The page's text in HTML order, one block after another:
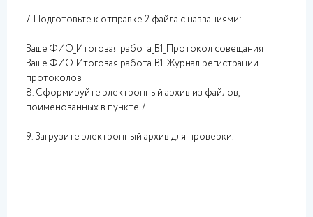
7. Подготовьте к отправке 2 файла с названиями:
Ваше ФИО_Итоговая работа_В1_Протокол совещания
Ваше ФИО_Итоговая работа_В1_Журнал регистрации
протоколов
8. Сформируйте электронный архив из файлов,
поименованных в пункте 7
9. Загрузите электронный архив для проверки.